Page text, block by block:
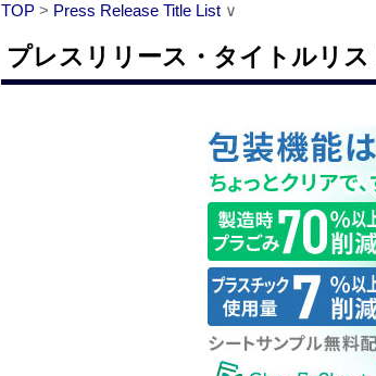
TOP > Press Release Title List ∨
プレスリリース・タイトルリ